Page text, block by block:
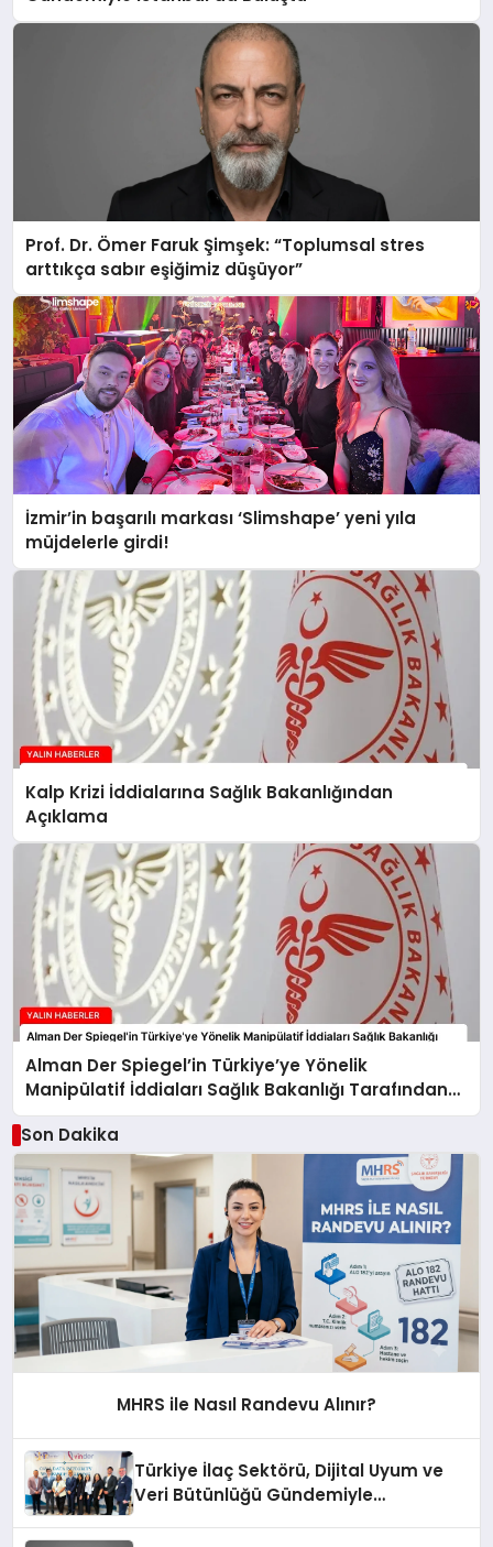
Prof. Dr. Ömer Faruk Şimşek: “Toplumsal stres
arttıkça sabır eşiğimiz düşüyor”
İzmir’in başarılı markası ‘Slimshape’ yeni yıla
müjdelerle girdi!
Kalp Krizi İddialarına Sağlık Bakanlığından
Açıklama
Alman Der Spiegel’in Türkiye’ye Yönelik
Manipülatif İddiaları Sağlık Bakanlığı Tarafından
Yanıtlandı
Son Dakika
MHRS ile Nasıl Randevu Alınır?
Türkiye İlaç Sektörü, Dijital Uyum ve
Veri Bütünlüğü Gündemiyle